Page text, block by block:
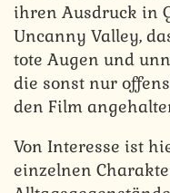
ihren Ausdruck in
Uncanny Valley,
tote Augen und
die sonst nur
den Film
Von Interesse ist
einzelnen